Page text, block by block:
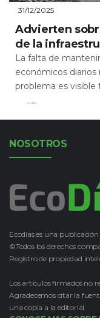
31/12/2025
Advierten
de la
La falta de
económicos diarios
problema es visible
Leer Más
NOSOTROS
Ecodías es una
©Todos los derechos
Registro de propiedad
Los artículos firmados no
Agradecemos citar la
una copia a la editorial.